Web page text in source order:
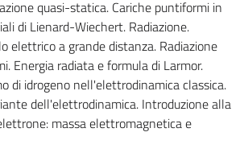
quasi-statica. Cariche puntiformi in
di Lienard-Wiechert. Radiazione.
elettrico a grande distanza. Radiazione
Energia radiata e formula di Larmor.
di idrogeno nell'elettrodinamica classica.
dell'elettrodinamica. Introduzione alla
massa elettromagnetica e